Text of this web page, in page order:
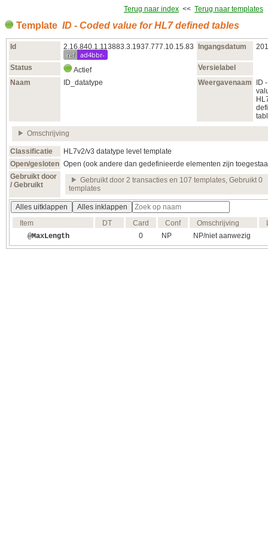
Terug naar index << Terug naar templates
Template ID - Coded value for HL7 defined tables
Id 2.16.840.1.113883.3.1937.777.10.15.83
ref ad4bbr-
Ingangsdatum
Status Actief
Versielabel
Naam
ID_datatype Weergavenaam
ID
Omschrijving
Classificatie
HL7v2/v3 datatype level template
Open/gesloten Open (ook andere dan gedefinieerde elementen zijn
Gebruikt door
/ Gebruikt
Gebruikt door 2 transacties en 107 templates, Gebruikt 0
templates
Alles uitklappen
Alles inklappen
Item
DT Card Conf Omschrijving
@MaxLength
0 NP NP/niet aanwezig